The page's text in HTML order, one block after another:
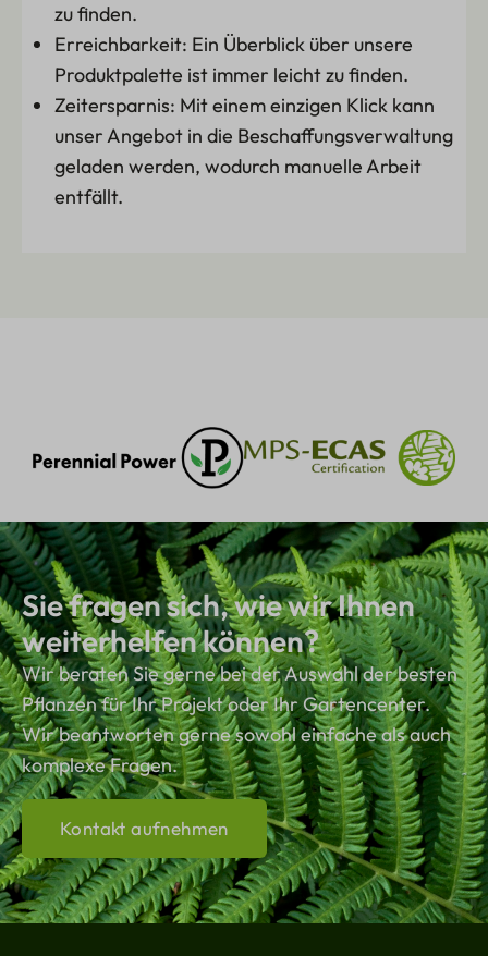
zu finden.
Erreichbarkeit: Ein Überblick über unsere
Produktpalette ist immer leicht zu finden.
Zeitersparnis: Mit einem einzigen Klick kann
unser Angebot in die Beschaffungsverwaltung
geladen werden, wodurch manuelle Arbeit
entfällt.
Sie fragen sich, wie wir Ihnen
weiterhelfen können?
Wir beraten Sie gerne bei der Auswahl der besten
Pflanzen für Ihr Projekt oder Ihr Gartencenter.
Wir beantworten gerne sowohl einfache als auch
komplexe Fragen.
Kontakt aufnehmen